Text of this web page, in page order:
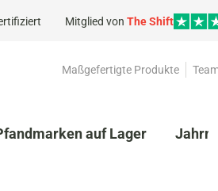
Mitglied vonThe Shift
Maßgefertigte Produkte
auf Lager